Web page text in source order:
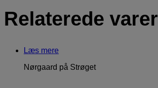
Relaterede varer
Læs mere
Nørgaard på Strøget